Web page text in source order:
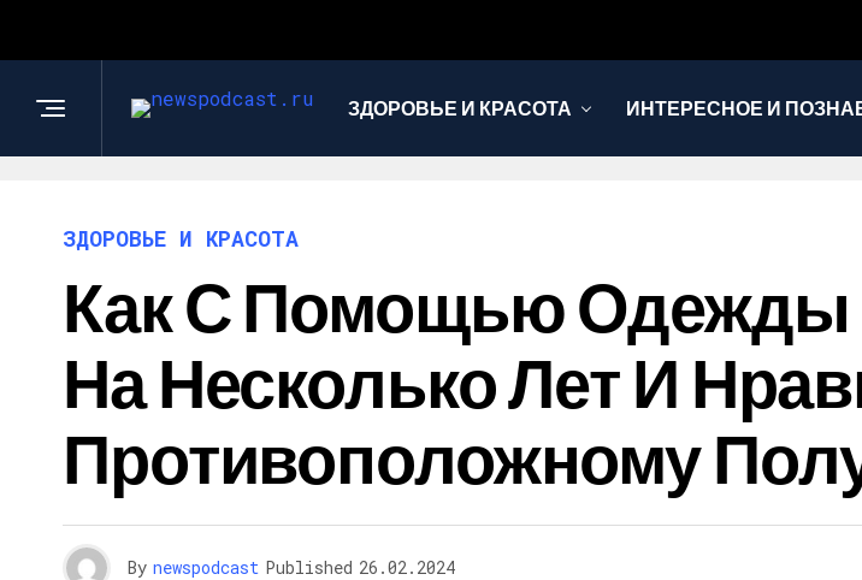
ЗДОРОВЬЕ И КРАСОТА ИНТЕРЕСНОЕ И
ЗДОРОВЬЕ И КРАСОТА
Как С Помощью Одежды
На Несколько Лет И
Противоположному
By newspodcast Published 26.02.2024